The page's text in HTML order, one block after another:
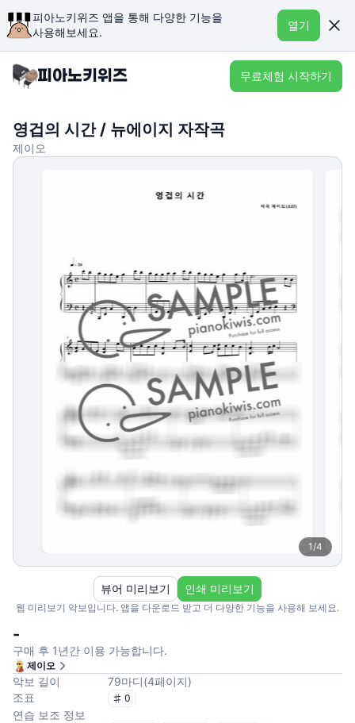
피아노키위즈 앱을 통해 다양한 기능을
사용해보세요.
열기
무료체험 시작하기
영겁의 시간 / 뉴에이지 자작곡
제이오
1/4
웹 미리보기 악보입니다. 앱을 다운로드 받고 더 다양한 기능을 사용해 보세요.
뷰어 미리보기 인쇄 미리보기
-
구매 후 1년간 이용 가능합니다.
제이오
악보 길이 79마디(4페이지)
조표
0
연습 보조 정보